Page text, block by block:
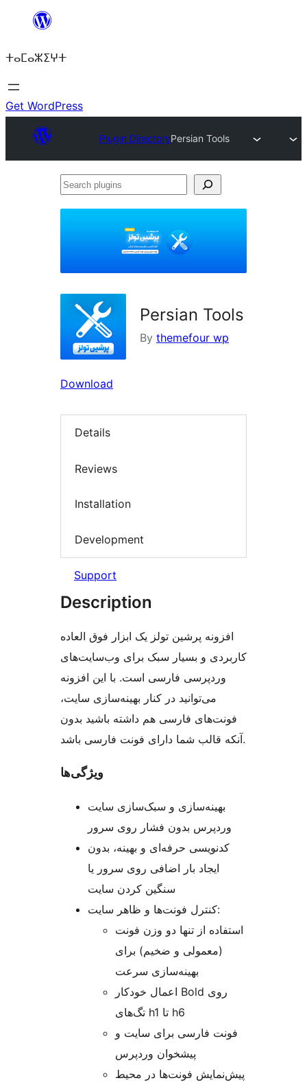
content
ⵜⴰⵎⴰⵣⵉⵖⵜ
Get WordPress
Plugin DirectoryPersian Tools
Search
Persian Tools
By themefour wp
Download
Details
Reviews
Installation
Development
Support
Description
افزونه پرشین تولز یک ابزار فوق العاده
کاربردی و بسیار سبک برای وب‌سایت‌های
وردپرسی فارسی است. با این افزونه
می‌توانید در کنار بهینه‌سازی سایت،
فونت‌های فارسی هم داشته باشید بدون
آنکه قالب شما دارای فونت فارسی باشد.
ویژگی‌ها
بهینه‌سازی و سبک‌سازی سایت
وردپرس بدون فشار روی سرور
کدنویسی حرفه‌ای و بهینه، بدون
ایجاد بار اضافی روی سرور یا
سنگین کردن سایت
کنترل فونت‌ها و ظاهر سایت:
استفاده از تنها دو وزن فونت
(معمولی و ضخیم) برای
بهینه‌سازی سرعت
اعمال خودکار Bold روی
تگ‌های h1 تا h6
فونت فارسی برای سایت و
پیشخوان وردپرس
پیش‌نمایش فونت‌ها در محیط